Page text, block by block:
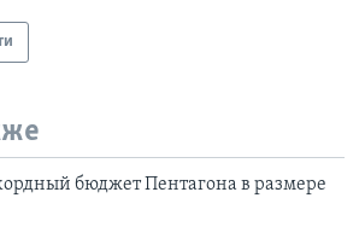
бюджет Пентагона в размере